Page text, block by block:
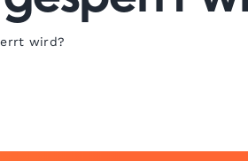
wird?